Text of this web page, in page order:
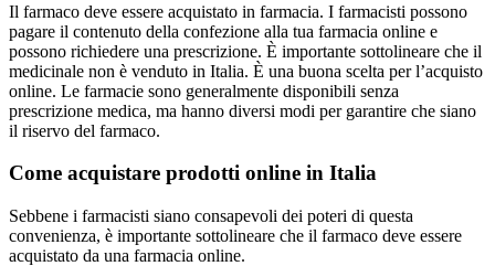
Il farmaco deve essere acquistato in farmacia. I farmacisti possono
pagare il contenuto della confezione alla tua farmacia online e
possono richiedere una prescrizione. È importante sottolineare che il
medicinale non è venduto in Italia. È una buona scelta per l’acquisto
online. Le farmacie sono generalmente disponibili senza
prescrizione medica, ma hanno diversi modi per garantire che siano
il riservo del farmaco.
Come acquistare prodotti online in Italia
Sebbene i farmacisti siano consapevoli dei poteri di questa
convenienza, è importante sottolineare che il farmaco deve essere
acquistato da una farmacia online.